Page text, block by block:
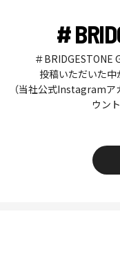
#
＃BRIDGESTONE
投稿いただいた中
（当社公式Instagram
ウン